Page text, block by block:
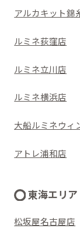
アルカキット錦
ルミネ荻窪店
ルミネ立川店
ルミネ横浜店
大船ルミネウィ
アトレ浦和店
東海エリア
松坂屋名古屋店